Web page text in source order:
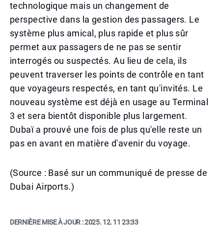
technologique mais un changement de
perspective dans la gestion des passagers. Le
système plus amical, plus rapide et plus sûr
permet aux passagers de ne pas se sentir
interrogés ou suspectés. Au lieu de cela, ils
peuvent traverser les points de contrôle en tant
que voyageurs respectés, en tant qu'invités. Le
nouveau système est déjà en usage au Terminal
3 et sera bientôt disponible plus largement.
Dubaï a prouvé une fois de plus qu'elle reste un
pas en avant en matière d'avenir du voyage.
(Source : Basé sur un communiqué de presse de
Dubai Airports.)
DERNIÈRE MISE À JOUR :2025. 12. 11 23:33